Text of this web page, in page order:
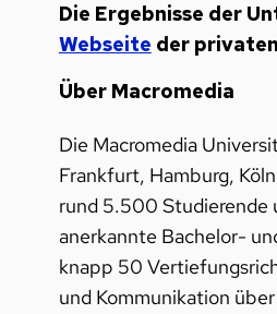
Die Ergebnisse der
Webseite der
Über Macromedia
Die Macromedia
Frankfurt, Hamburg,
rund 5.500 Studierende
anerkannte Bachelor-
knapp 50
und Kommunikation